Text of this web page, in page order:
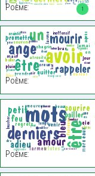
1
Poème:
Poème:
Poème: